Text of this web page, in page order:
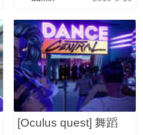
[Oculus quest] 舞蹈